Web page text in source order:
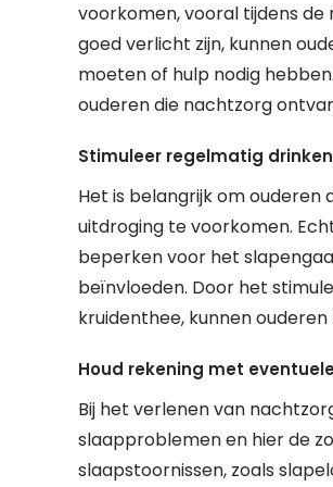
voorkomen, vooral tijdens
goed verlicht zijn, kunnen
moeten of hulp nodig
ouderen die nachtzorg
Stimuleer regelmatig
Het is belangrijk om
uitdroging te voorkomen.
beperken voor het
beïnvloeden. Door het
kruidenthee, kunnen
Houd rekening met
Bij het verlenen van
slaapproblemen en hier de
slaapstoornissen, zoals